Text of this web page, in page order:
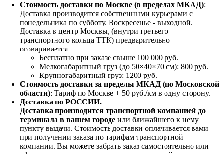
Стоимость доставки по Москве (в пределах МКАД):
Доставка производится собственными курьерами с
понедельника по субботу. Воскресенье - выходной.
Доставка в центр Москвы, (внутри третьего
транспортного кольца ТТК) предварительно
оговаривается.
Бесплатно при заказе свыше 100 000 руб.
Мелкогабаритный груз (до 50×40×70 см): 800 руб.
Крупногабаритный груз: 1200 руб.
Стоимость доставки за пределы МКАД (по Московской
области): Тариф по Москве + 50 руб./км в одну сторону.
Доставка по РОССИИ.
Доставка производится транспортной компанией до
терминала в вашем городе или ближайшего к нему
пункту выдачи. Стоимость доставки оплачивается вами
при получении заказа по тарифам транспортной
компании. Вы можете забрать заказ самостоятельно или